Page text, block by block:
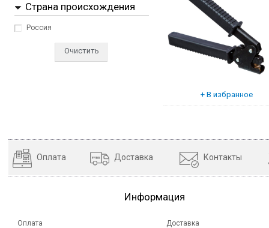
Страна происхождения
Россия
Очистить
Оплата Доставка Контакты
Информация
Оплата
Доставка